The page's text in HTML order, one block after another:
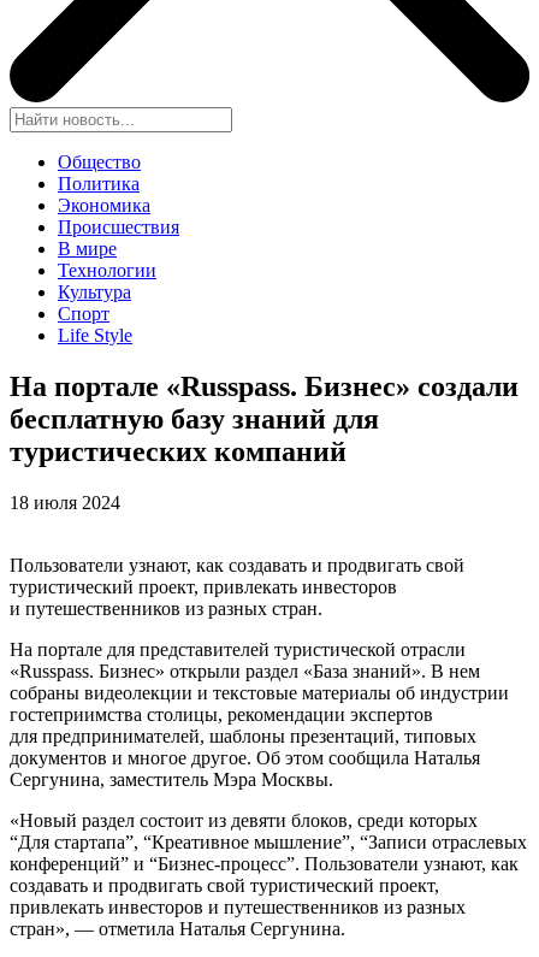
Общество
Политика
Экономика
Происшествия
В мире
Технологии
Культура
Спорт
Life Style
На портале «Russpass. Бизнес» создали
бесплатную базу знаний для
туристических компаний
18 июля 2024
Пользователи узнают, как создавать и продвигать свой
туристический проект, привлекать инвесторов
и путешественников из разных стран.
На портале для представителей туристической отрасли
«Russpass. Бизнес» открыли раздел «База знаний». В нем
собраны видеолекции и текстовые материалы об индустрии
гостеприимства столицы, рекомендации экспертов
для предпринимателей, шаблоны презентаций, типовых
документов и многое другое. Об этом сообщила Наталья
Сергунина, заместитель Мэра Москвы.
«Новый раздел состоит из девяти блоков, среди которых
“Для стартапа”, “Креативное мышление”, “Записи отраслевых
конференций” и “Бизнес-процесс”. Пользователи узнают, как
создавать и продвигать свой туристический проект,
привлекать инвесторов и путешественников из разных
стран», — отметила Наталья Сергунина.